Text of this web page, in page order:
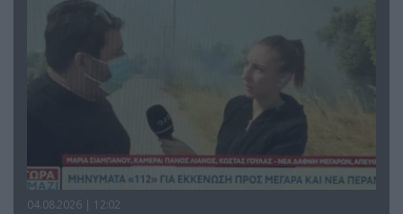
04.08.2026 | 12:02